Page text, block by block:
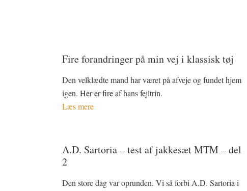
Fire forandringer på min vej i klassisk tøj
Den velklædte mand har været på afveje og fundet hjem
igen. Her er fire af hans fejltrin.
Læs mere
A.D. Sartoria – test af jakkesæt MTM – del
2
Den store dag var oprunden. Vi så forbi A.D. Sartoria i